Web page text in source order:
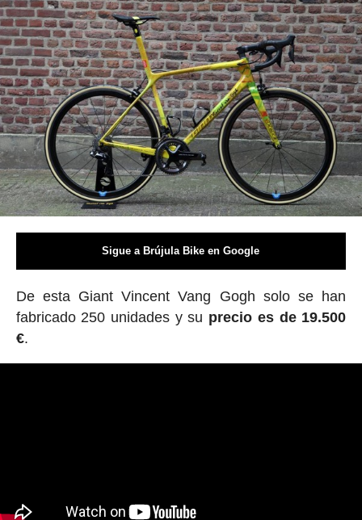
Sigue a Brújula Bike en Google
De esta Giant Vincent Vang Gogh solo se han
fabricado 250 unidades y su precio es de 19.500
€.